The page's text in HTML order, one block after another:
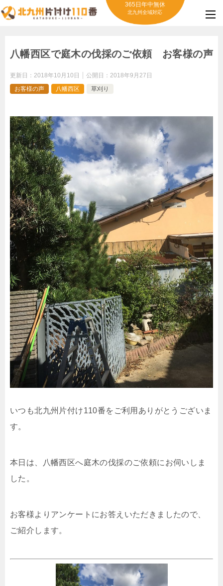
365日年中無休
北九州全域対応
八幡西区で庭木の伐採のご依頼 お客様の声
更新日： 2018年10月10日 公開日： 2018年9月27日
お客様の声
八幡西区 草刈り
いつも北九州片付け110番をご利用ありがとうございま
す。
本日は、八幡西区へ庭木の伐採のご依頼にお伺いしま
した。
お客様よりアンケートにお答えいただきましたので、
ご紹介します。